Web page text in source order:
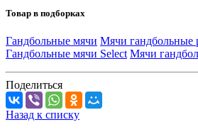
Товар в подборках
Гандбольные мячи Мячи гандбольные
Гандбольные мячи Select Мячи
Поделиться
Назад к списку